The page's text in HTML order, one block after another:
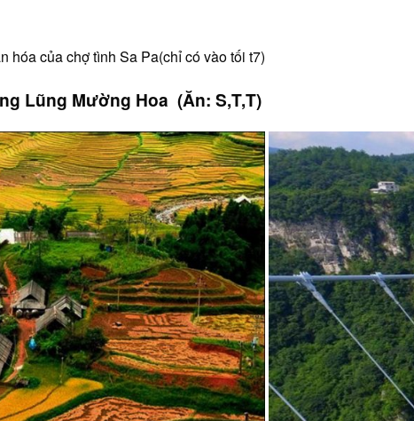
hóa của chợ tình Sa Pa(chỉ có vào tối t7)
Lũng Mường Hoa (Ăn: S,T,T)